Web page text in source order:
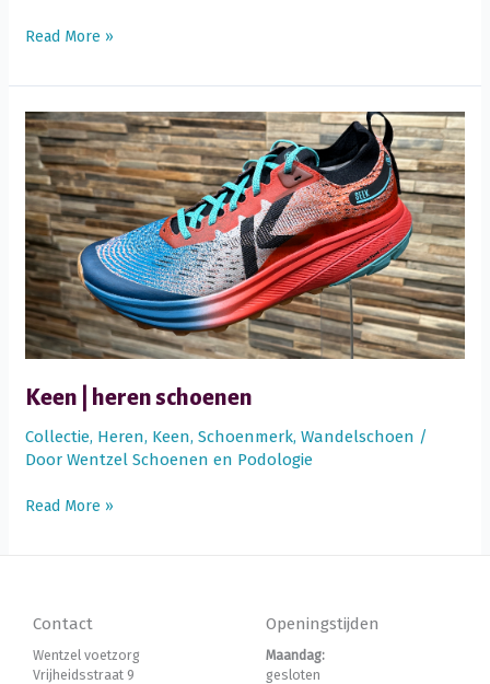
Meindl
dames
wandelschoenen
Read More »
Keen | heren schoenen
Collectie, Heren, Keen,Schoenmerk,Wandelschoen /
DoorWentzel Schoenen en Podologie
Keen
Read More »
Contact
Wentzel voetzorg
Vrijheidsstraat 9
Openingstijden
Maandag:
gesloten